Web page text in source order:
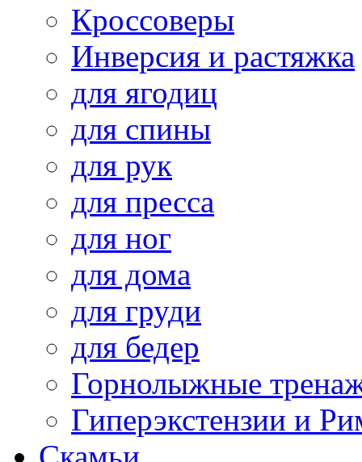
Кроссоверы
Инверсия и растяжка
для ягодиц
для спины
для рук
для пресса
для ног
для дома
для груди
для бедер
Горнолыжные
Гиперэкстензии и